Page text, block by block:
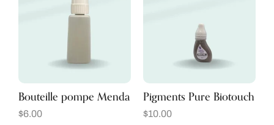
Bouteille pompe Menda
$6.00
Pigments Pure Biotouch
$10.00